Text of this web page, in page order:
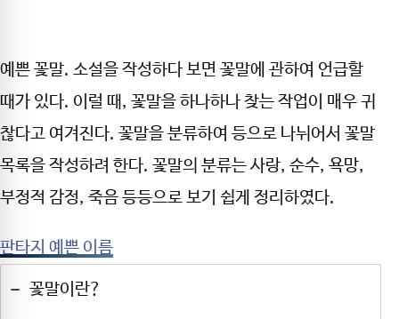
예쁜 꽃말. 소설을 작성하다 보면 꽃말에 관하여 언급할
때가 있다. 이럴 때, 꽃말을 하나하나 찾는 작업이 매우 귀
찮다고 여겨진다. 꽃말을 분류하여 등으로 나뉘어서 꽃말
목록을 작성하려 한다. 꽃말의 분류는 사랑, 순수, 욕망,
부정적 감정, 죽음 등등으로 보기 쉽게 정리하였다.
판타지 예쁜 이름
꽃말이란?